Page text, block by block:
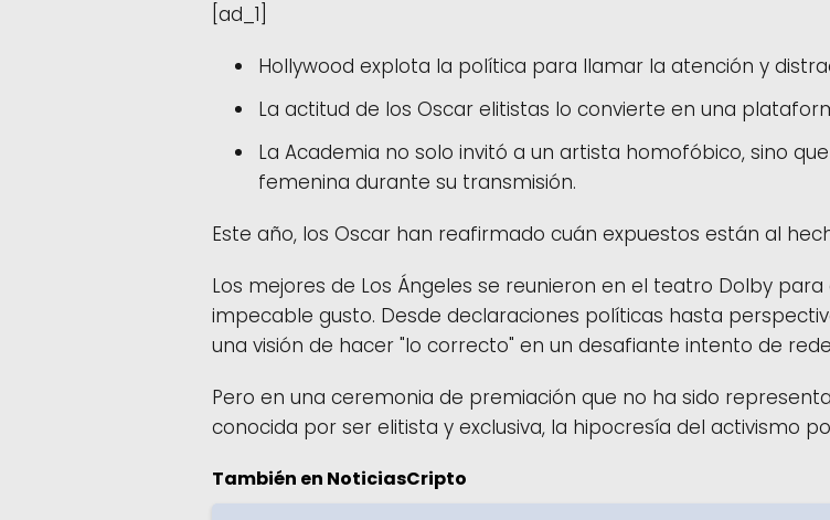
[ad_1]
Hollywood explota la política para llamar la atención y
La actitud de los Oscar elitistas lo convierte en una
La Academia no solo invitó a un artista homofóbico, sino
femenina durante su transmisión.
Este año, los Oscar han reafirmado cuán expuestos están al
Los mejores de Los Ángeles se reunieron en el teatro Dolby
impecable gusto. Desde declaraciones políticas hasta
una visión de hacer "lo correcto" en un desafiante intento de
Pero en una ceremonia de premiación que no ha sido
conocida por ser elitista y exclusiva, la hipocresía del activismo
También en NoticiasCripto